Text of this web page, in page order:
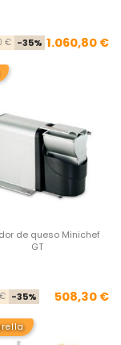
€ -35% 1.060,80 €
de queso Minichef
GT
-35% 508,30 €